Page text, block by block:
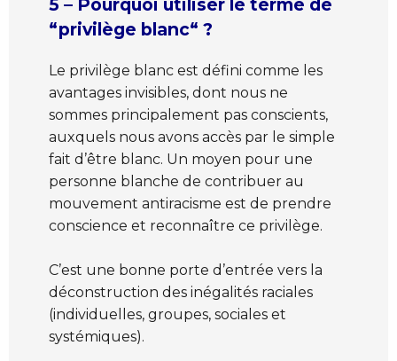
5 – Pourquoi utiliser le terme de
“privilège blanc“ ?
Le privilège blanc est défini comme les
avantages invisibles, dont nous ne
sommes principalement pas conscients,
auxquels nous avons accès par le simple
fait d’être blanc. Un moyen pour une
personne blanche de contribuer au
mouvement antiracisme est de prendre
conscience et reconnaître ce privilège.
C’est une bonne porte d’entrée vers la
déconstruction des inégalités raciales
(individuelles, groupes, sociales et
systémiques).